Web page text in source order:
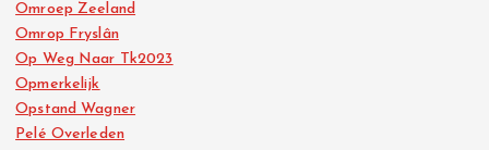
Omroep Zeeland
Omrop Fryslân
Op Weg Naar Tk2023
Opmerkelijk
Opstand Wagner
Pelé Overleden